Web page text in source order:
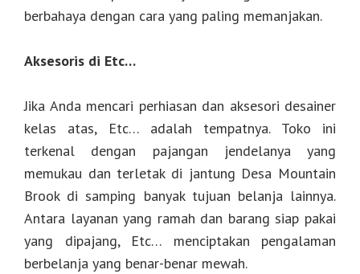
berbahaya dengan cara yang paling memanjakan.
Aksesoris di Etc…
Jika Anda mencari perhiasan dan aksesori desainer
kelas atas, Etc… adalah tempatnya. Toko ini
terkenal dengan pajangan jendelanya yang
memukau dan terletak di jantung Desa Mountain
Brook di samping banyak tujuan belanja lainnya.
Antara layanan yang ramah dan barang siap pakai
yang dipajang, Etc… menciptakan pengalaman
berbelanja yang benar-benar mewah.